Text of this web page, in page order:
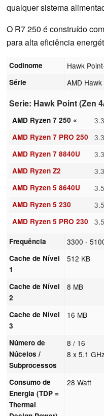
qualquer sistema
O R7 250 é construído
para alta eficiência
Codinome Hawk
Série AMD
Serie: Hawk Point (Zen
AMD Ryzen 7 250 «
AMD Ryzen 7 PRO 250
AMD Ryzen 7 8840U
AMD Ryzen Z2
AMD Ryzen 5 8640U
AMD Ryzen 5 230
AMD Ryzen 5 PRO 230
Frequência 3300 -
Cache de Nível
1
512 KB
Cache de Nível
2
8 MB
Cache de Nível
3
16 MB
Número de
Núcelos /
Subprocessos
8 / 16
8 x 5.1
Consumo de
Energia (TDP =
Thermal
28 Watt